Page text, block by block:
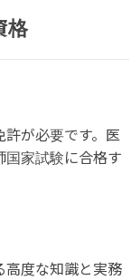
格
が必要です。医
国家試験に合格す
高度な知識と実務